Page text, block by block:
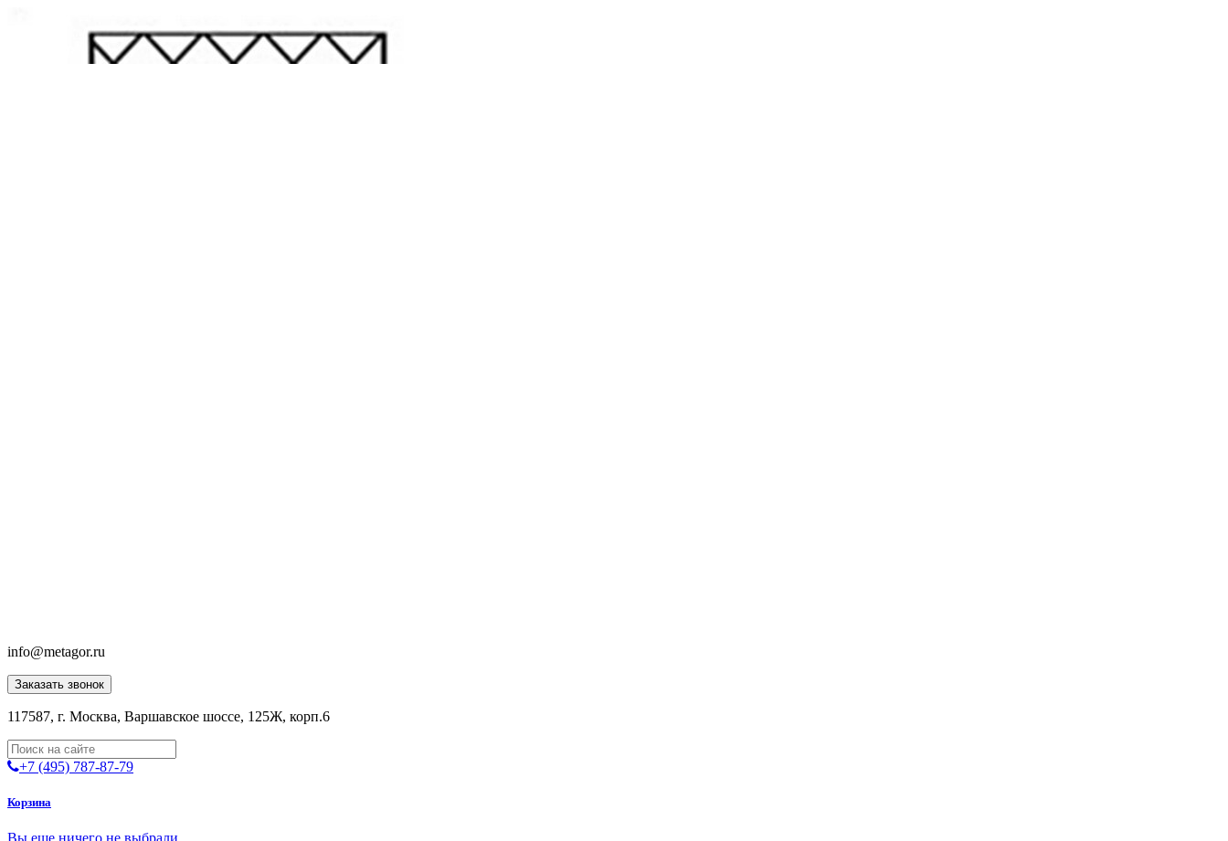
info@metagor.ru
Заказать звонок
117587, г. Москва, Варшавское шоссе, 125Ж, корп.6
+7 (495) 787-87-79
Корзина